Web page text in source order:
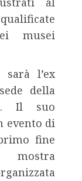
musei
sarà l’ex
della
Il suo
evento di
fine
mostra